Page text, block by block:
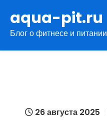
содержимому
aqua-pit.ru
Блог о фитнесе и питании
26 августа 2025